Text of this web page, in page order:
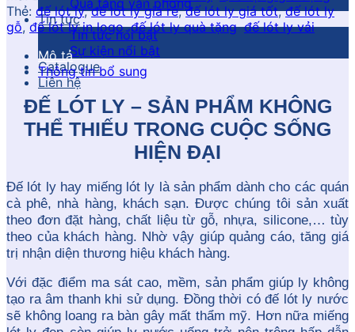
Quà tặng văn phòng
Tin tức
Tin tức nổi bật
Sự kiện nổi bật
Catalogue
Liên hệ
Thẻ: đế lót ly,đế lót ly giá rẻ,đế lót ly giá tốt,đế lót ly
gỗ,đế lót ly in logo,đế lót ly quà tặng,đế lót ly vải
Mô tả
Thông tin bổ sung
ĐẾ LÓT LY – SẢN PHẨM KHÔNG
THỂ THIẾU TRONG CUỘC SỐNG
HIỆN ĐẠI
Đế lót ly hay miếng lót ly là sản phẩm dành cho các quán
cà phê, nhà hàng, khách sạn. Được chúng tôi sản xuất
theo đơn đặt hàng, chất liệu từ gỗ, nhựa, silicone,… tùy
theo của khách hàng. Nhờ vậy giúp quảng cáo, tăng giá
trị nhận diện thương hiệu khách hàng.
Với đặc điểm ma sát cao, mềm, sản phẩm giúp ly không
tạo ra âm thanh khi sử dụng. Đồng thời có đế lót ly nước
sẽ không loang ra bàn gây mất thẩm mỹ. Hơn nữa miếng